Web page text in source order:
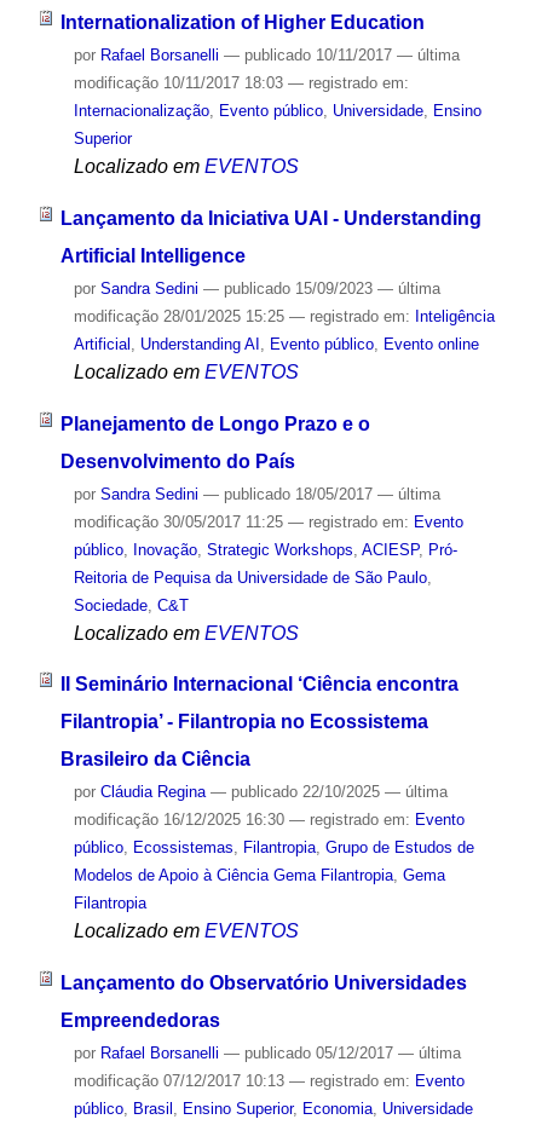
Internationalization of Higher Education
por Rafael Borsanelli — publicado10/11/2017 — última
modificação10/11/2017 18:03 — registrado em:
Internacionalização, Evento público, Universidade, Ensino
Superior
Localizado em EVENTOS
Lançamento da Iniciativa UAI - Understanding
Artificial Intelligence
por Sandra Sedini — publicado15/09/2023 — última
modificação28/01/2025 15:25 — registrado em: Inteligência
Artificial , Understanding AI , Evento público, Evento online
Localizado em EVENTOS
Planejamento de Longo Prazo e o
Desenvolvimento do País
por Sandra Sedini — publicado18/05/2017 — última
modificação30/05/2017 11:25 — registrado em: Evento
público, Inovação, Strategic Workshops ACIESP, Pró-
Reitoria de Pequisa da Universidade de São Paulo,
Sociedade, C&T
Localizado em EVENTOS
II Seminário Internacional ‘Ciência encontra
Filantropia’ - Filantropia no Ecossistema
Brasileiro da Ciência
por Cláudia Regina — publicado22/10/2025 — última
modificação16/12/2025 16:30 — registrado em: Evento
público, Ecossistemas, Filantropia, Grupo de Estudos de
Modelos de Apoio à Ciência Gema Filantropia, Gema
Filantropia
Localizado em EVENTOS
Lançamento do Observatório Universidades
Empreendedoras
por Rafael Borsanelli — publicado05/12/2017 — última
modificação07/12/2017 10:13 — registrado em: Evento
público, Brasil , Ensino Superior, Economia, Universidade